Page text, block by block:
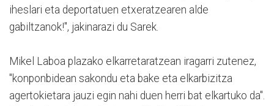
iheslari eta deportatuen etxeratzearen alde
gabiltzanok!", jakinarazi du Sarek.
Mikel Laboa plazako elkarretaratzean iragarri zutenez,
"konponbidean sakondu eta bake eta elkarbizitza
agertokietara jauzi egin nahi duen herri bat elkartuko da".